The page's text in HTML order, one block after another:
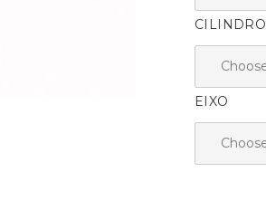
CILINDRO
EIXO